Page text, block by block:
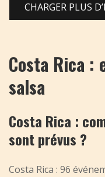
CHARGER PLUS
Costa Rica :
salsa
Costa Rica :
sont prévus ?
Costa Rica : 96